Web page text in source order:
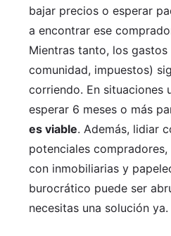
bajar precios o esperar
a encontrar ese
Mientras tanto, los gastos
comunidad, impuestos)
corriendo. En situaciones
esperar 6 meses o más
es viable. Además, lidiar
potenciales compradores,
con inmobiliarias y
burocrático puede ser
necesitas una solución ya.